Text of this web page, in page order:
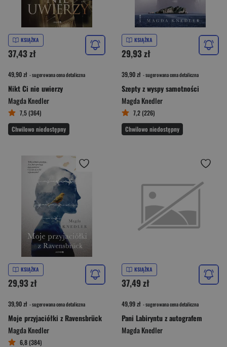
KSIĄŻKA
37,43 zł
49,90 zł - sugerowana cena detaliczna
Nikt Ci nie uwierzy
Magda Knedler
7,5 (364)
Chwilowo niedostępny
KSIĄŻKA
29,93 zł
39,90 zł - sugerowana cena detaliczna
Szepty z wyspy samotności
Magda Knedler
7,2 (226)
Chwilowo niedostępny
KSIĄŻKA
29,93 zł
39,90 zł - sugerowana cena detaliczna
Moje przyjaciółki z Ravensbrück
Magda Knedler
6,8 (384)
KSIĄŻKA
37,49 zł
49,99 zł - sugerowana cena detaliczna
Pani Labiryntu z autografem
Magda Knedler